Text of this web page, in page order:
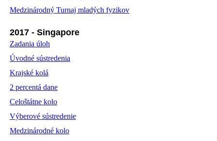
Medzinárodný Turnaj mladých fyzikov
2017 - Singapore
Zadania úloh
Úvodné sústredenia
Krajské kolá
2 percentá dane
Celoštátne kolo
Výberové sústredenie
Medzinárodné kolo